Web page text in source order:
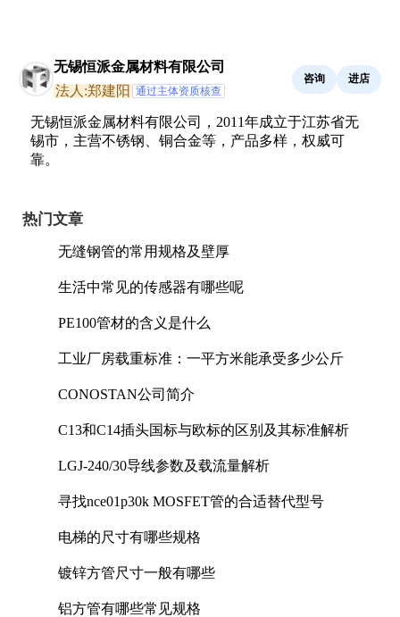
无锡恒派金属材料有限公司
法人:郑建阳
通过主体资质核查
咨询 进店
无锡恒派金属材料有限公司，2011年成立于江苏省无
锡市，主营不锈钢、铜合金等，产品多样，权威可
靠。
热门文章
无缝钢管的常用规格及壁厚
生活中常见的传感器有哪些呢
PE100管材的含义是什么
工业厂房载重标准：一平方米能承受多少公斤
CONOSTAN公司简介
C13和C14插头国标与欧标的区别及其标准解析
LGJ-240/30导线参数及载流量解析
寻找nce01p30k MOSFET管的合适替代型号
电梯的尺寸有哪些规格
镀锌方管尺寸一般有哪些
铝方管有哪些常见规格